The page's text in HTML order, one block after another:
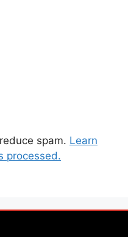
spam. Learn
processed.